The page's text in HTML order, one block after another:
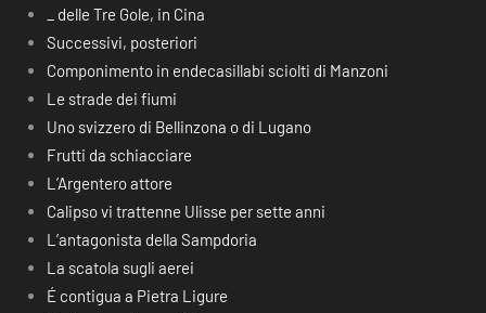
_ delle Tre Gole, in Cina
Successivi, posteriori
Componimento in endecasillabi sciolti di Manzoni
Le strade dei fiumi
Uno svizzero di Bellinzona o di Lugano
Frutti da schiacciare
L’Argentero attore
Calipso vi trattenne Ulisse per sette anni
L’antagonista della Sampdoria
La scatola sugli aerei
É contigua a Pietra Ligure